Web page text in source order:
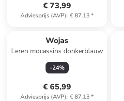
€ 73,99
Adviesprijs (AVP): € 87,13*
Wojas
Leren mocassins donkerblauw
-24%
€ 65,99
Adviesprijs (AVP): € 87,13*